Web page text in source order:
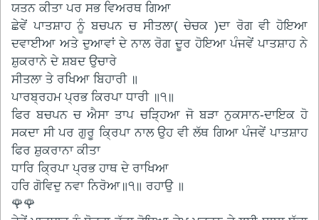
ਯਤਨ ਕੀਤਾ ਪਰ ਸਭ ਵਿਅਰਥ ਗਿਆ
ਛੇਵੇਂ ਪਾਤਸ਼ਾਹ ਨੂੰ ਬਚਪਨ ਚ ਸੀਤਲਾ( ਚੇਚਕ )ਦਾ ਰੋਗ ਵੀ ਹੋਇਆ
ਦਵਾਈਆ ਅਤੇ ਦੁਆਵਾਂ ਦੇ ਨਾਲ ਰੋਗ ਦੂਰ ਹੋਇਆ ਪੰਜਵੇਂ ਪਾਤਸ਼ਾਹ ਨੇ
ਸ਼ੁਕਰਾਨੇ ਦੇ ਸ਼ਬਦ ਉਚਾਰੇ
ਸੀਤਲਾ ਤੇ ਰਖਿਆ ਬਿਹਾਰੀ ॥
ਪਾਰਬ੍ਰਹਮ ਪ੍ਰਭ ਕਿਰਪਾ ਧਾਰੀ ॥੧॥
ਫਿਰ ਬਚਪਨ ਚ ਐਸਾ ਤਾਪ ਚੜ੍ਹਿਆ ਜੋ ਬੜਾ ਨੁਕਸਾਨ-ਦਾਇਕ ਹੋ
ਸਕਦਾ ਸੀ ਪਰ ਗੁਰੂ ਕ੍ਰਿਪਾ ਨਾਲ ਉਹ ਵੀ ਲੱਥ ਗਿਆ ਪੰਜਵੇਂ ਪਾਤਸ਼ਾਹ
ਫਿਰ ਸ਼ੁਕਰਾਨਾ ਕੀਤਾ
ਧਾਰਿ ਕ੍ਰਿਪਾ ਪ੍ਰਭ ਹਾਥ ਦੇ ਰਾਖਿਆ
ਹਰਿ ਗੋਵਿਦੁ ਨਵਾ ਨਿਰੋਆ॥੧॥ ਰਹਾਉ ॥
🌹🌹